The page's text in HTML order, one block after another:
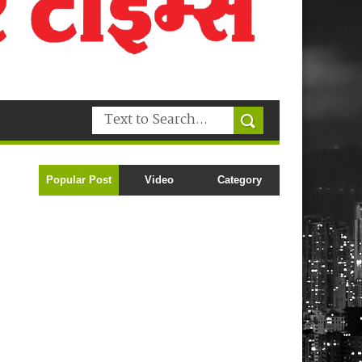
Popular Post Video Category